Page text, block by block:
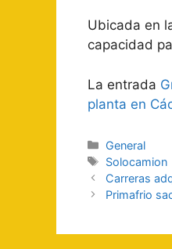
Ubicada en
capacidad
La entrada
planta en
Categorías
General
Etiquetas
Solocamion
Navegación
de
Carreras
Primafrio